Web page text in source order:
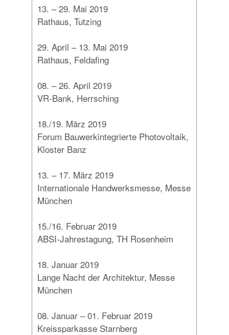
13. – 29. Mai 2019
Rathaus, Tutzing
29. April – 13. Mai 2019
Rathaus, Feldafing
08. – 26. April 2019
VR-Bank, Herrsching
18./19. März 2019
Forum Bauwerkintegrierte Photovoltaik,
Kloster Banz
13. – 17. März 2019
Internationale Handwerksmesse, Messe
München
15./16. Februar 2019
ABSI-Jahrestagung, TH Rosenheim
18. Januar 2019
Lange Nacht der Architektur, Messe
München
08. Januar – 01. Februar 2019
Kreissparkasse Starnberg